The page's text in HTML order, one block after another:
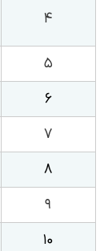
۴
۵
۶
۷
۸
۹
۱۰